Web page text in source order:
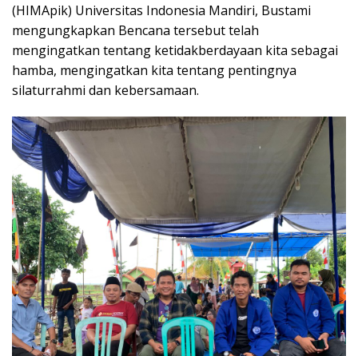
(HIMApik) Universitas Indonesia Mandiri, Bustami
mengungkapkan Bencana tersebut telah
mengingatkan tentang ketidakberdayaan kita sebagai
hamba, mengingatkan kita tentang pentingnya
silaturrahmi dan kebersamaan.